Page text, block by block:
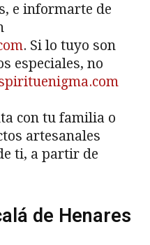
e informarte de
. Si lo tuyo son
especiales, no
con tu familia o
artesanales
ti, a partir de
de Henares